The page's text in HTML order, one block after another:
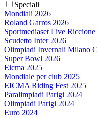
Speciali
Mondiali 2026
Roland Garros 2026
Sportmediaset Live
Scudetto Inter 2026
Olimpiadi Invernali Milano
Super Bowl 2026
Eicma 2025
Mondiale per club 2025
EICMA Riding Fest 2025
Paralimpiadi Parigi 2024
Olimpiadi Parigi 2024
Euro 2024